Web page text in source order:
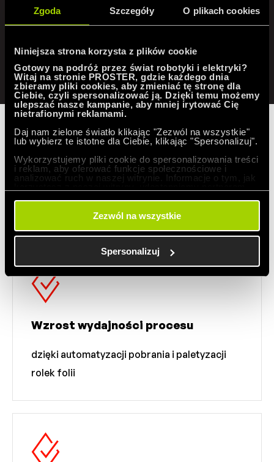
Zgoda Szczegóły O plikach cookies
Niniejsza strona korzysta z plików cookie
Gotowy na podróż przez świat robotyki i elektryki?
Witaj na stronie PROSTER, gdzie każdego dnia
zbieramy pliki cookies, aby zmieniać tę stronę dla
Ciebie, czyli spersonalizować ją. Dzięki temu możemy
ulepszać nasze kampanie, aby mniej irytować Cię
nietrafionymi reklamami.
Daj nam zielone światło klikając "Zezwól na wszystkie"
lub wybierz te istotne dla Ciebie, klikając "Spersonalizuj".
Wykorzystujemy pliki cookie do spersonalizowania treści
i reklam, aby oferować funkcje społecznościowe i
analizować ruch w naszej witrynie. Informacje o tym, jak
Partnerzy mogą połączyć te informacje z innymi danymi
otrzymanymi od Ciebie lub uzyskanymi podczas
Zezwól na wszystkie
Spersonalizuj
1080 rolek / h
wydajność linii (dla rolek ręcznych)
Korzyści dla Klienta
Zaprojektowana oraz wykonana przez nas linia
pakowania i paletyzacji rolek folii stretch dostarczyła
firmie Sigma Stretch Film wymierne korzyści.
Wzrost wydajności procesu
dzięki automatyzacji pobrania i paletyzacji
rolek folii